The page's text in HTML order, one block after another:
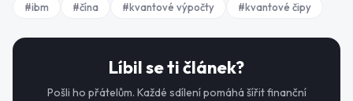
#ibm #čína #kvantové výpočty #kvantové čipy
Líbil se ti článek?
Pošli ho přátelům. Každé sdílení pomáhá šířit finanční